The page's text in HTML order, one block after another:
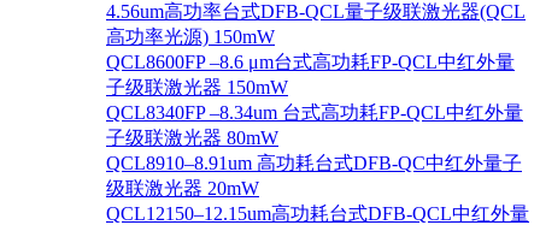
4.56um高功率台式DFB-QCL量子级联激光器(QCL
高功率光源) 150mW
QCL8600FP –8.6 μm台式高功耗FP-QCL中红外量
子级联激光器 150mW
QCL8340FP –8.34um 台式高功耗FP-QCL中红外量
子级联激光器 80mW
QCL8910–8.91um 高功耗台式DFB-QC中红外量子
级联激光器 20mW
QCL12150–12.15um高功耗台式DFB-QCL中红外量